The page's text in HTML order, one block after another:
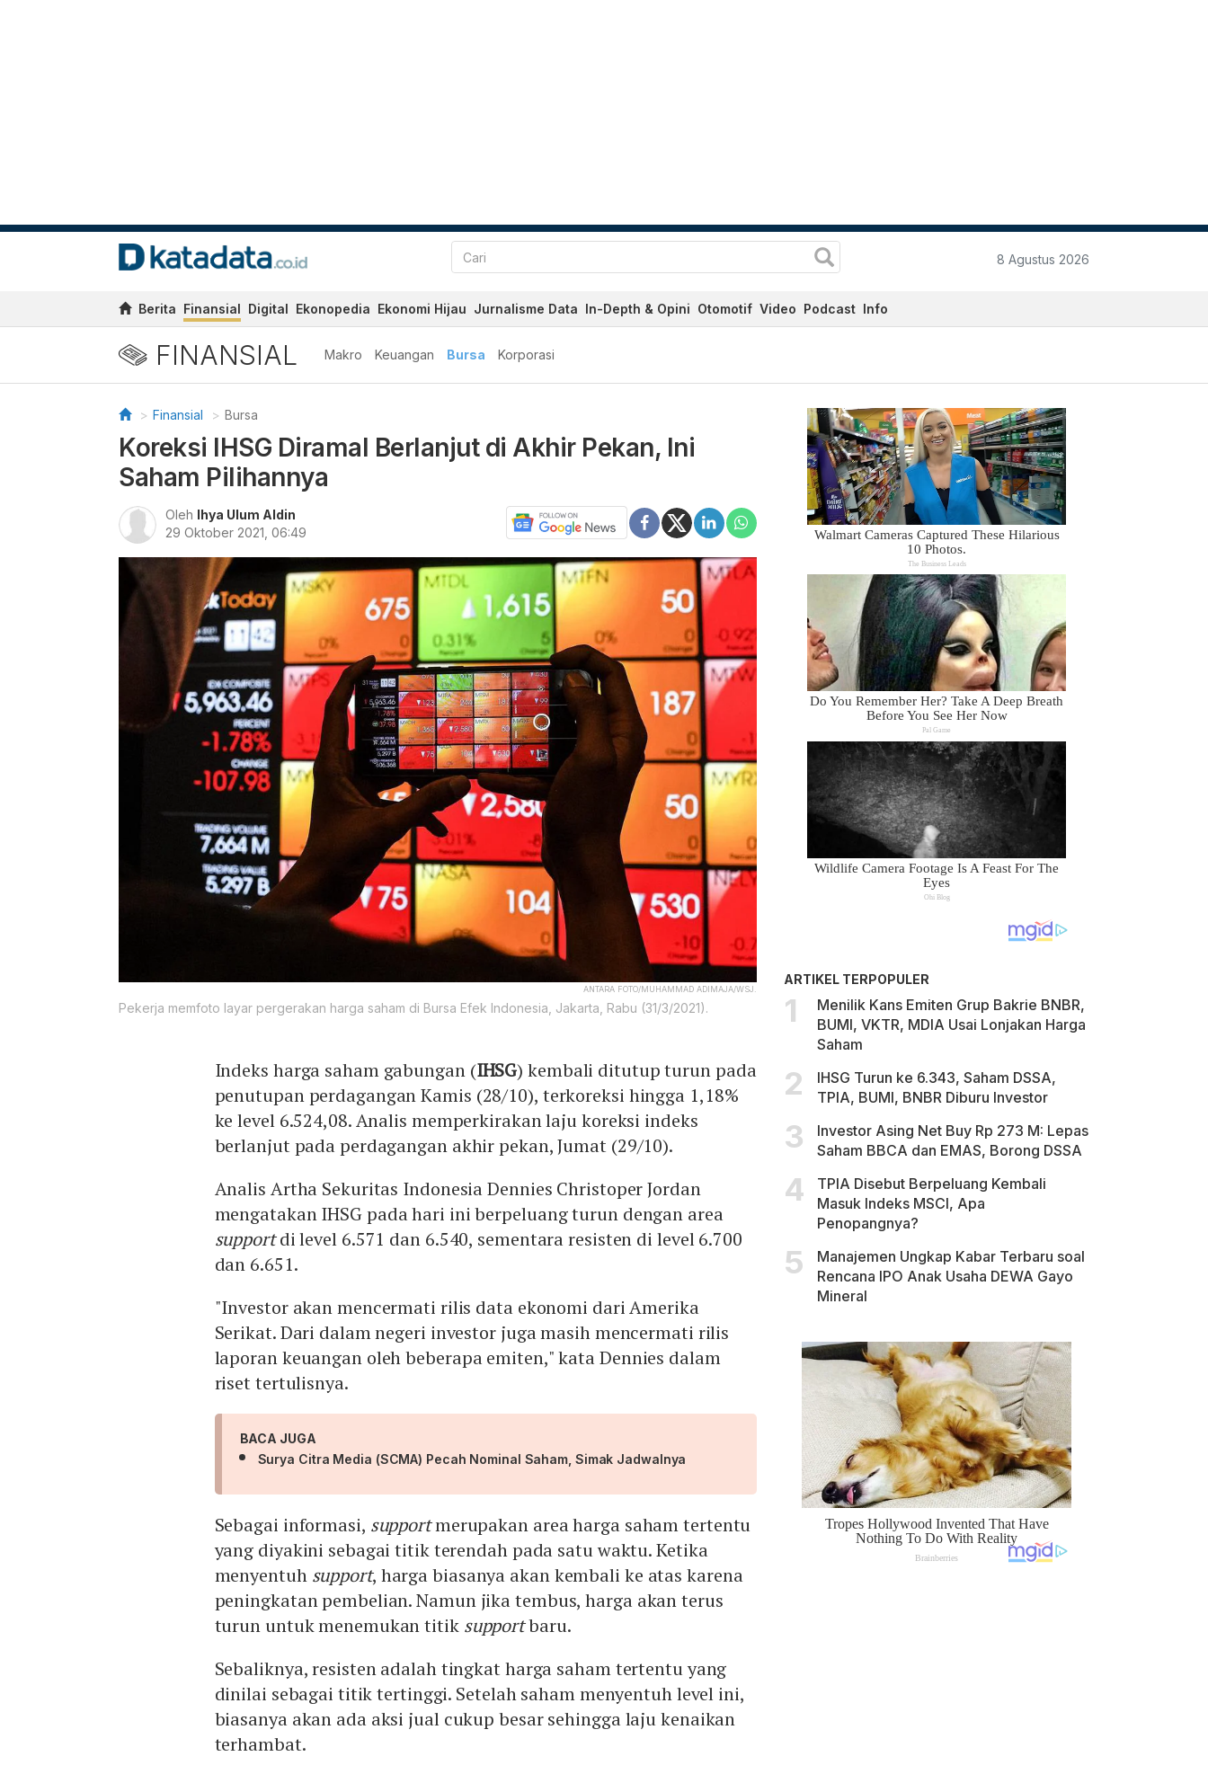
8 Agustus 2026
Berita Finansial Digital Ekonopedia Ekonomi Hijau Jurnalisme Data In-Depth & Opini Otomotif Video Podcast Info
FINANSIAL Makro Keuangan Bursa Korporasi
Finansial Bursa
Koreksi IHSG Diramal Berlanjut di Akhir Pekan, Ini
Saham Pilihannya
Oleh Ihya Ulum Aldin
29 Oktober 2021, 06:49
ANTARA FOTO/MUHAMMAD ADIMAJA/WSJ.
Pekerja memfoto layar pergerakan harga saham di Bursa Efek Indonesia, Jakarta, Rabu (31/3/2021).
Indeks harga saham gabungan (IHSG) kembali ditutup turun pada
penutupan perdagangan Kamis (28/10), terkoreksi hingga 1,18%
ke level 6.524,08. Analis memperkirakan laju koreksi indeks
berlanjut pada perdagangan akhir pekan, Jumat (29/10).
Analis Artha Sekuritas Indonesia Dennies Christoper Jordan
mengatakan IHSG pada hari ini berpeluang turun dengan area
supportdi level 6.571 dan 6.540, sementara resisten di level 6.700
dan 6.651.
"Investor akan mencermati rilis data ekonomi dari Amerika
Serikat. Dari dalam negeri investor juga masih mencermati rilis
laporan keuangan oleh beberapa emiten," kata Dennies dalam
riset tertulisnya.
BACA JUGA
Surya Citra Media (SCMA) Pecah Nominal Saham, Simak Jadwalnya
Sebagai informasi, supportmerupakan area harga saham tertentu
yang diyakini sebagai titik terendah pada satu waktu. Ketika
menyentuh support, harga biasanya akan kembali ke atas karena
peningkatan pembelian. Namun jika tembus, harga akan terus
turun untuk menemukan titik supportbaru.
Sebaliknya, resisten adalah tingkat harga saham tertentu yang
dinilai sebagai titik tertinggi. Setelah saham menyentuh level ini,
biasanya akan ada aksi jual cukup besar sehingga laju kenaikan
terhambat.
ARTIKEL TERPOPULER
Menilik Kans Emiten Grup Bakrie BNBR,
BUMI, VKTR, MDIA Usai Lonjakan Harga
Saham
IHSG Turun ke 6.343, Saham DSSA,
TPIA, BUMI, BNBR Diburu Investor
Investor Asing Net Buy Rp 273 M: Lepas
Saham BBCA dan EMAS, Borong DSSA
TPIA Disebut Berpeluang Kembali
Masuk Indeks MSCI, Apa
Penopangnya?
Manajemen Ungkap Kabar Terbaru soal
Rencana IPO Anak Usaha DEWA Gayo
Mineral